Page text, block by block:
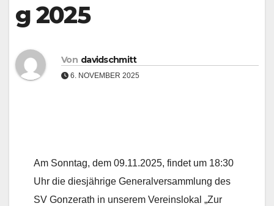
g 2025
Von davidschmitt
6. NOVEMBER 2025
Am Sonntag, dem 09.11.2025, findet um 18:30
Uhr die diesjährige Generalversammlung des
SV Gonzerath in unserem Vereinslokal „Zur